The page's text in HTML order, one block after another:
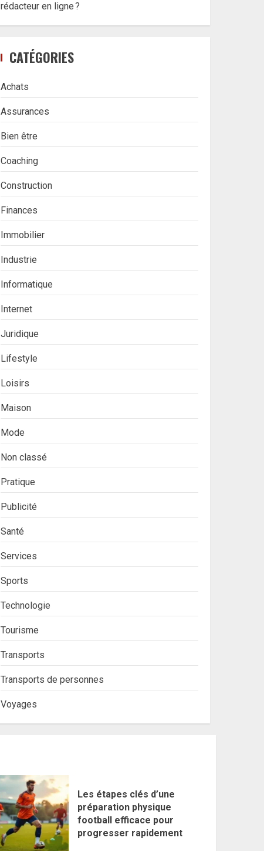
rédacteur en ligne ?
CATÉGORIES
Achats
Assurances
Bien être
Coaching
Construction
Finances
Immobilier
Industrie
Informatique
Internet
Juridique
Lifestyle
Loisirs
Maison
Mode
Non classé
Pratique
Publicité
Santé
Services
Sports
Technologie
Tourisme
Transports
Transports de personnes
Voyages
Les étapes clés d’une
préparation physique
football efficace pour
progresser rapidement